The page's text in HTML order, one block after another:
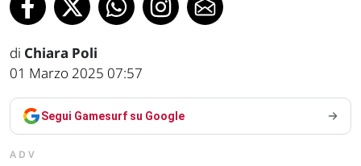
di Chiara Poli
01 Marzo 2025 07:57
Segui Gamesurf su Google
ADV